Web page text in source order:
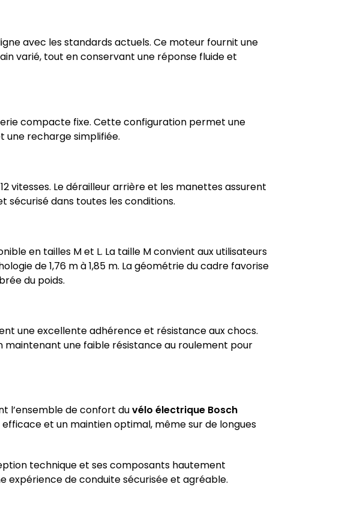
avec les standards actuels. Ce moteur fournit une
varié, tout en conservant une réponse fluide et
compacte fixe. Cette configuration permet une
une recharge simplifiée.
vitesses. Le dérailleur arrière et les manettes assurent
sécurisé dans toutes les conditions.
en tailles M et L. La taille M convient aux utilisateurs
de 1,76 m à 1,85 m. La géométrie du cadre favorise
du poids.
une excellente adhérence et résistance aux chocs.
une faible résistance au roulement pour
l’ensemble de confort duvélo électrique Bosch
et un maintien optimal, même sur de longues
technique et ses composants hautement
expérience de conduite sécurisée et agréable.